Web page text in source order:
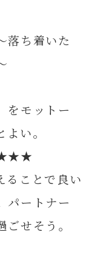
ち着いた
をモットー
い。
★★★
ることで良い
パートナー
せそう。